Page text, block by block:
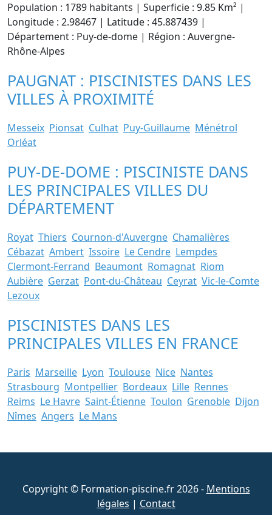
Population : 1789 habitants | Superficie : 9.85 Km² |
Longitude : 2.98467 | Latitude : 45.887439 |
Département : Puy-de-dome | Région : Auvergne-
Rhône-Alpes
PAUGNAT : PISCINISTES DANS LES
VILLES À PROXIMITÉ
Messeix Pionsat Culhat Puy-Guillaume Ménétrol
Orléat
PUY-DE-DOME : PISCINISTE DANS
LES PRINCIPALES VILLES DU
DÉPARTEMENT
Royat Thiers Cournon-d'Auvergne Chamalières
Cébazat Ambert Issoire Le Cendre Lempdes
Clermont-Ferrand Beaumont Romagnat Riom
Aubière Gerzat Pont-du-Château Ceyrat Vic-le-Comte
Lezoux
PISCINISTES DANS LES
PRINCIPALES VILLES EN FRANCE
Paris Marseille Lyon Toulouse Nice Nantes
Strasbourg Montpellier Bordeaux Lille Rennes
Reims Le Havre Saint-Étienne Toulon Grenoble Dijon
Nîmes Angers Le Mans
Copyright © Formation-piscine.fr 2026 - Mentions
légales | Contact